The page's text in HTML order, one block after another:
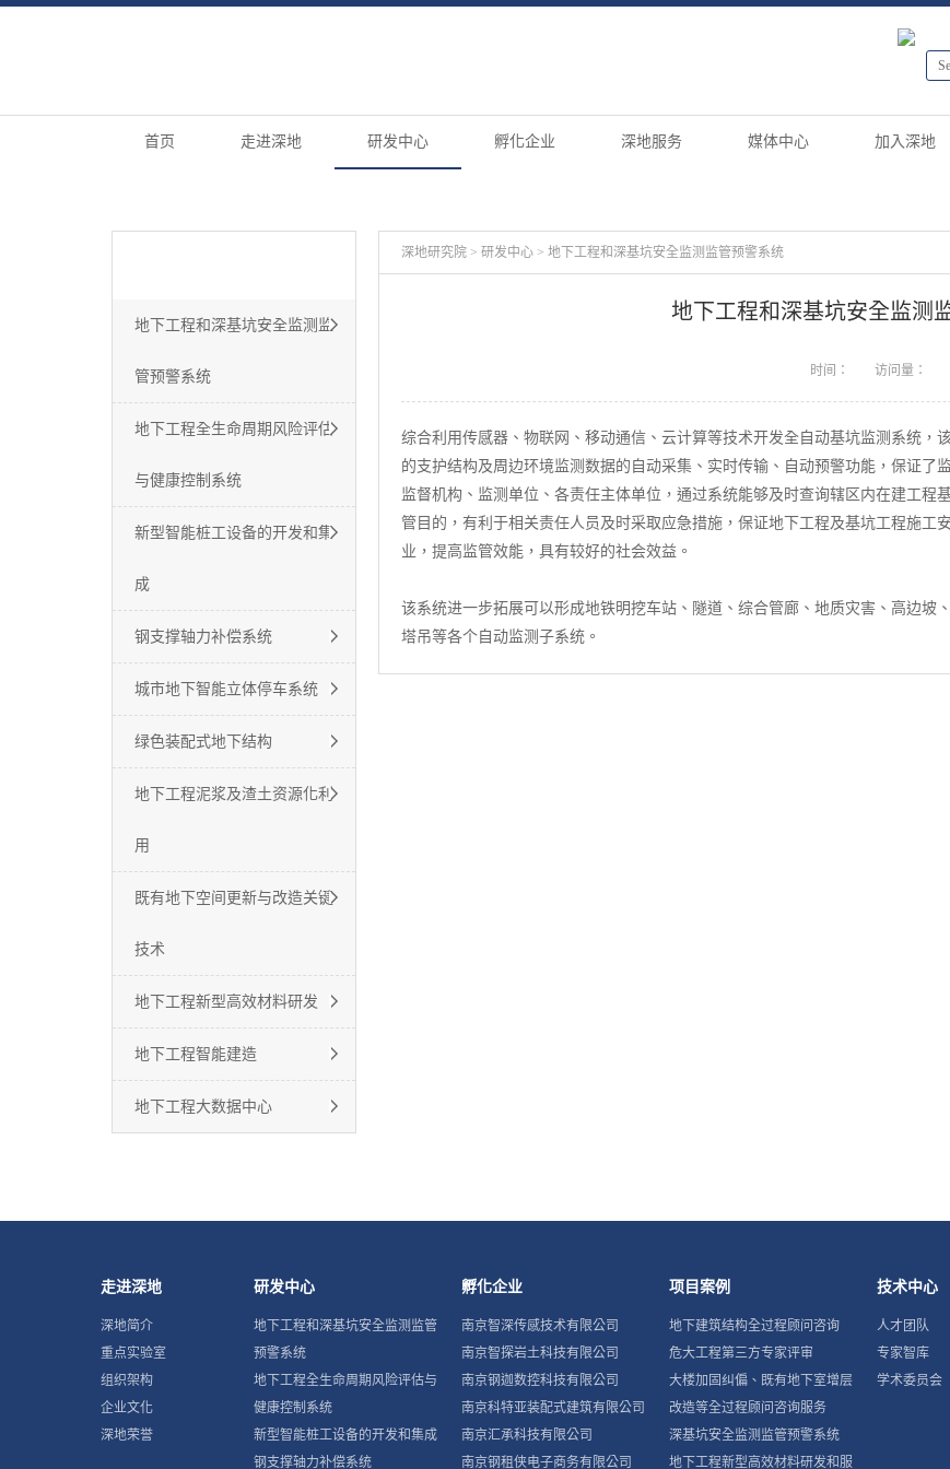
首页 走进深地 研发中心 孵化企业 深地服务 媒体中心 加入深地
地下工程和深基坑安全监测监
管预警系统
地下工程全生命周期风险评估
与健康控制系统
新型智能桩工设备的开发和集
成
钢支撑轴力补偿系统
城市地下智能立体停车系统
绿色装配式地下结构
地下工程泥浆及渣土资源化利
用
既有地下空间更新与改造关键
技术
地下工程新型高效材料研发
地下工程智能建造
地下工程大数据中心
深地研究院 > 研发中心 > 地下工程和深基坑安全监测监管预警系统
地下工程和深基坑安全监测
时间： 访问量：
综合利用传感器、物联网、移动通信、云计算等技术开发全自动基坑监测系统，
的支护结构及周边环境监测数据的自动采集、实时传输、自动预警功能，保证了
监督机构、监测单位、各责任主体单位，通过系统能够及时查询辖区内在建工程
管目的，有利于相关责任人员及时采取应急措施，保证地下工程及基坑工程施工
业，提高监管效能，具有较好的社会效益。
该系统进一步拓展可以形成地铁明挖车站、隧道、综合管廊、地质灾害、高边坡
塔吊等各个自动监测子系统。
走进深地
深地简介
重点实验室
组织架构
企业文化
深地荣誉
研发中心
地下工程和深基坑安全监测监管
预警系统
地下工程全生命周期风险评估与
健康控制系统
新型智能桩工设备的开发和集成
钢支撑轴力补偿系统
孵化企业
南京智深传感技术有限公司
南京智探岩土科技有限公司
南京钢迦数控科技有限公司
南京科特亚装配式建筑有限公司
南京汇承科技有限公司
南京钢租侠电子商务有限公司
项目案例
地下建筑结构全过程顾问咨询
危大工程第三方专家评审
大楼加固纠偏、既有地下室增层
改造等全过程顾问咨询服务
深基坑安全监测监管预警系统
地下工程新型高效材料研发和服
技术中心
人才团队
专家智库
学术委员会